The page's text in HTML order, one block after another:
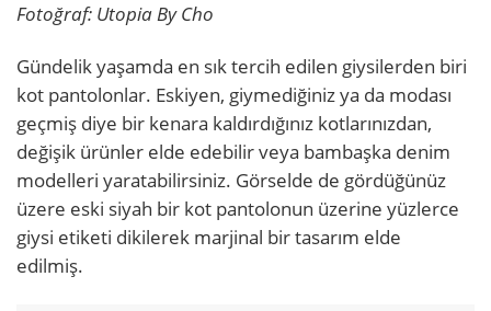
Fotoğraf: Utopia By Cho
Gündelik yaşamda en sık tercih edilen giysilerden biri
kot pantolonlar. Eskiyen, giymediğiniz ya da modası
geçmiş diye bir kenara kaldırdığınız kotlarınızdan,
değişik ürünler elde edebilir veya bambaşka denim
modelleri yaratabilirsiniz. Görselde de gördüğünüz
üzere eski siyah bir kot pantolonun üzerine yüzlerce
giysi etiketi dikilerek marjinal bir tasarım elde
edilmiş.